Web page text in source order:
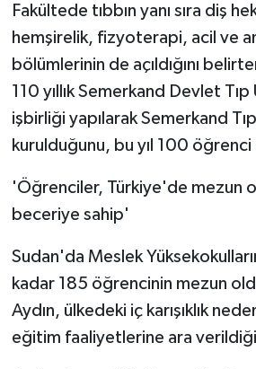
Fakültede tıbbın yanı sıra diş
hemşirelik, fizyoterapi, acil ve
bölümlerinin de açıldığını
110 yıllık Semerkand Devlet
işbirliği yapılarak Semerkand
kurulduğunu, bu yıl 100 öğrenci
'Öğrenciler, Türkiye'de mezun
beceriye sahip'
Sudan'da Meslek
kadar 185 öğrencinin mezun
Aydın, ülkedeki iç karışıklık
eğitim faaliyetlerine ara